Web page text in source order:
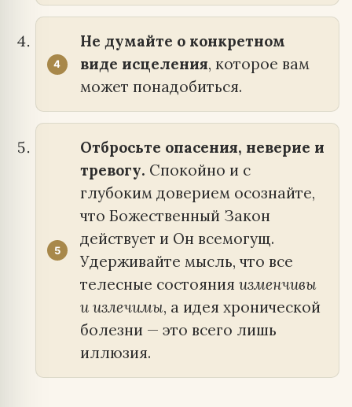
Не думайте о конкретном
виде исцеления, которое вам
может понадобиться.
Отбросьте опасения, неверие и
тревогу. Спокойно и с
глубоким доверием осознайте,
что Божественный Закон
действует и Он всемогущ.
Удерживайте мысль, что все
телесные состояния изменчивы
и излечимы, а идея хронической
болезни — это всего лишь
иллюзия.